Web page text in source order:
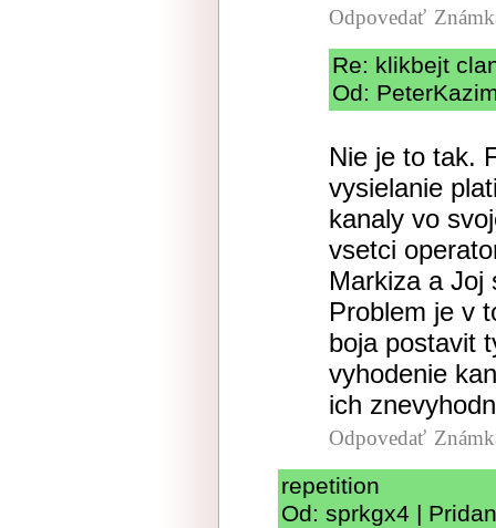
Odpovedať
Re: klikbejt
Od:
Nie je to tak.
vysielanie
kanaly vo
vsetci
Markiza a Joj
Problem je v
boja postavit
vyhodenie
ich
Odpovedať
repetition
Od: sprkgx4 |